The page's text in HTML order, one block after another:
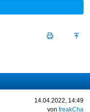
14.04.2022, 14:49
vonfreakCha